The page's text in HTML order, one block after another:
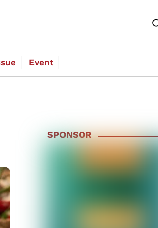
Event
SPONSOR